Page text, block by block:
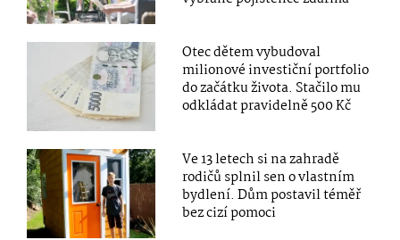
Otec dětem vybudoval
milionové investiční portfolio
do začátku života. Stačilo mu
odkládat pravidelně 500 Kč
Ve 13 letech si na zahradě
rodičů splnil sen o vlastním
bydlení. Dům postavil téměř
bez cizí pomoci